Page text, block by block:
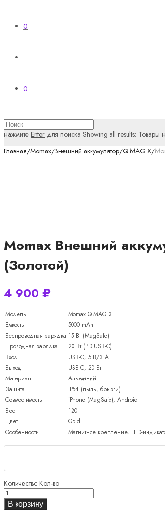
0
0
нажмите Enter для поиска Showing all results: Товары
Главная/Momax/Внешний аккумулятор/Q.MAG X/
Momax Внешний
(Золотой)
4 900 ₽
Модель
Momax Q.MAG X
Емкость
5000 mAh
Беспроводная зарядка 15 Вт (MagSafe)
Проводная зарядка
20 Вт (PD USB-C)
Вход
USB-C, 5 В/3 А
Выход
USB-C, 20 Вт
Материал
Алюминий
Защита
IP54 (пыль, брызги)
Совместимость
iPhone (MagSafe), Android
Вес
120 г
Цвет
Gold
Особенности
Магнитное крепление, LED-
Количество Кол-во
В корзину